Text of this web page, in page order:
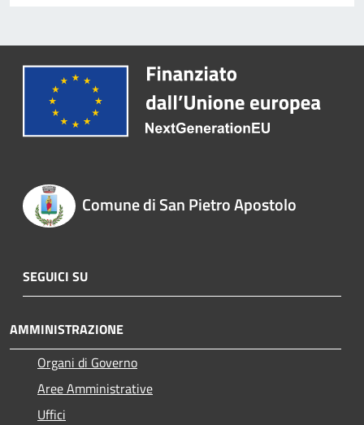
Comune di San Pietro Apostolo
SEGUICI SU
AMMINISTRAZIONE
Organi di Governo
Aree Amministrative
Uffici